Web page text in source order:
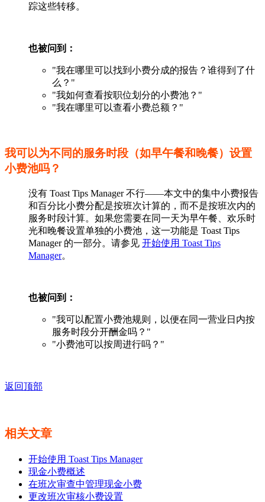
踪这些转移。
也被问到：
"我在哪里可以找到小费分成的报告？谁得到了什
么？"
"我如何查看按职位划分的小费池？"
"我在哪里可以查看小费总额？"
我可以为不同的服务时段（如早午餐和晚餐）设置
小费池吗？
没有 Toast Tips Manager 不行——本文中的集中小费报告
和百分比小费分配是按班次计算的，而不是按班次内的
服务时段计算。如果您需要在同一天为早午餐、欢乐时
光和晚餐设置单独的小费池，这一功能是 Toast Tips
Manager 的一部分。请参见 开始使用 Toast Tips
Manager。
也被问到：
"我可以配置小费池规则，以便在同一营业日内按
服务时段分开酬金吗？"
"小费池可以按周进行吗？"
返回顶部
相关文章
开始使用 Toast Tips Manager
现金小费概述
在班次审查中管理现金小费
更改班次审核小费设置